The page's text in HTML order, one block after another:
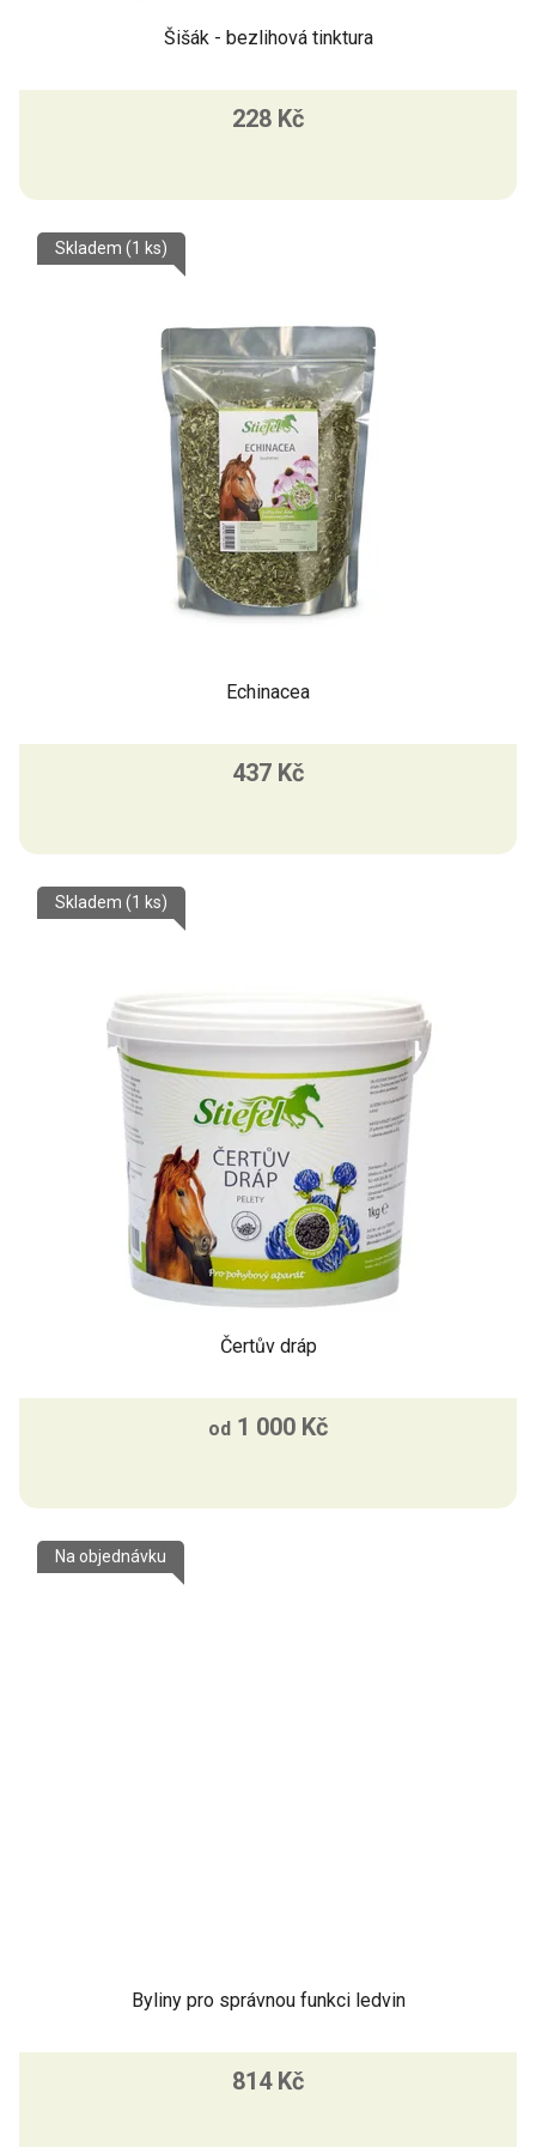
Šišák - bezlihová tinktura
228 Kč
Echinacea
Skladem (1 ks)
437 Kč
Čertův dráp
Skladem (1 ks)
od 1 000 Kč
Byliny pro správnou funkci ledvin
Na objednávku
814 Kč